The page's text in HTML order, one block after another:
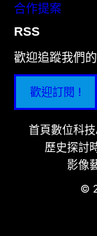
合作提案
RSS
歡迎追蹤我們
歡迎訂閱 !
首頁數位科技
歷史探討
影像
©